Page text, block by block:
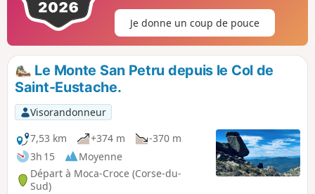
Je donne un coup de pouce
Le Monte San Petru depuis le Col de
Saint-Eustache.
Visorandonneur
7,53 km
+374 m
-370 m
3h 15
Moyenne
Départ à Moca-Croce (Corse-du-
Sud)